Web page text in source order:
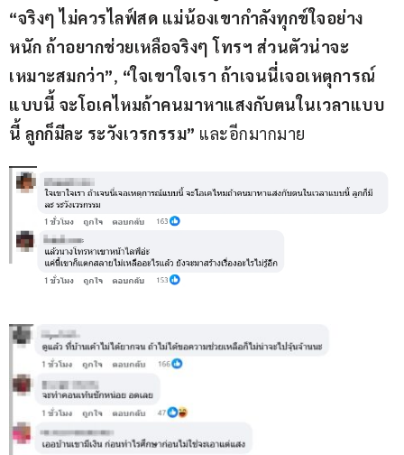
“จริงๆ ไม่ควรไลฟ์สด แม่น้องเขากำลังทุกข์ใจอย่าง
หนัก ถ้าอยากช่วยเหลือจริงๆ โทรฯ ส่วนตัวน่าจะ
เหมาะสมกว่า”, “ใจเขาใจเรา ถ้าเจนนี่เจอเหตุการณ์
แบบนี้ จะโอเคไหมถ้าคนมาหาแสงกับตนในเวลาแบบ
นี้ ลูกก็มีละ ระวังเวรกรรม” และอีกมากมาย